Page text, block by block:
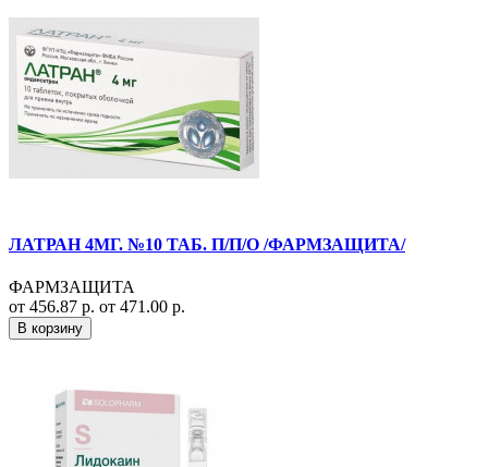
ЛАТРАН 4МГ. №10 ТАБ. П/П/О /ФАРМЗАЩИТА/
ФАРМЗАЩИТА
от 456.87 р. от 471.00 р.
В корзину